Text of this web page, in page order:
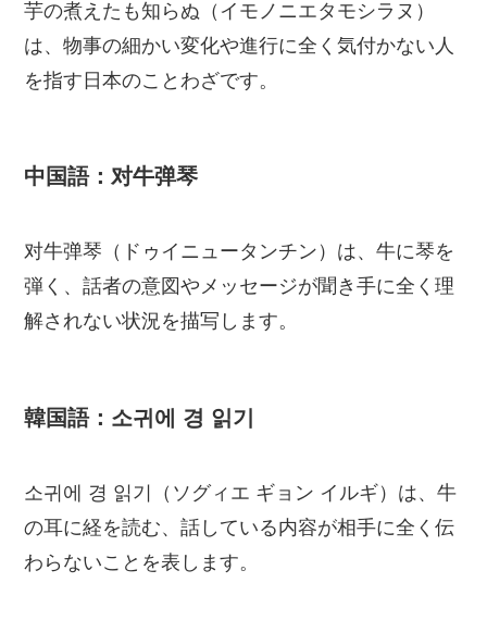
芋の煮えたも知らぬ（イモノニエタモシラヌ）
は、物事の細かい変化や進行に全く気付かない人
を指す日本のことわざです。
中国語：对牛弹琴
对牛弹琴（ドゥイニュータンチン）は、牛に琴を
弾く、話者の意図やメッセージが聞き手に全く理
解されない状況を描写します。
韓国語：소귀에 경 읽기
소귀에 경 읽기（ソグィエ ギョン イルギ）は、牛
の耳に経を読む、話している内容が相手に全く伝
わらないことを表します。